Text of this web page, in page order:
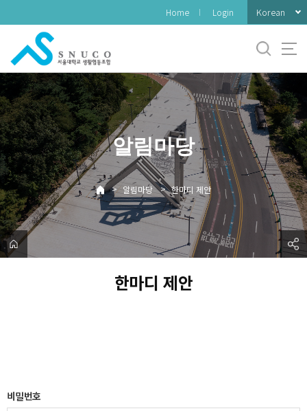
로
메
뉴
Home Login Korean
알림마당
> 알림마당 > 한마디 제안
한마디 제안
비밀번호